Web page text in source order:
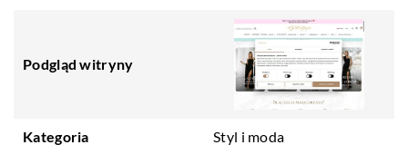
Podgląd witryny
Kategoria Styl i moda